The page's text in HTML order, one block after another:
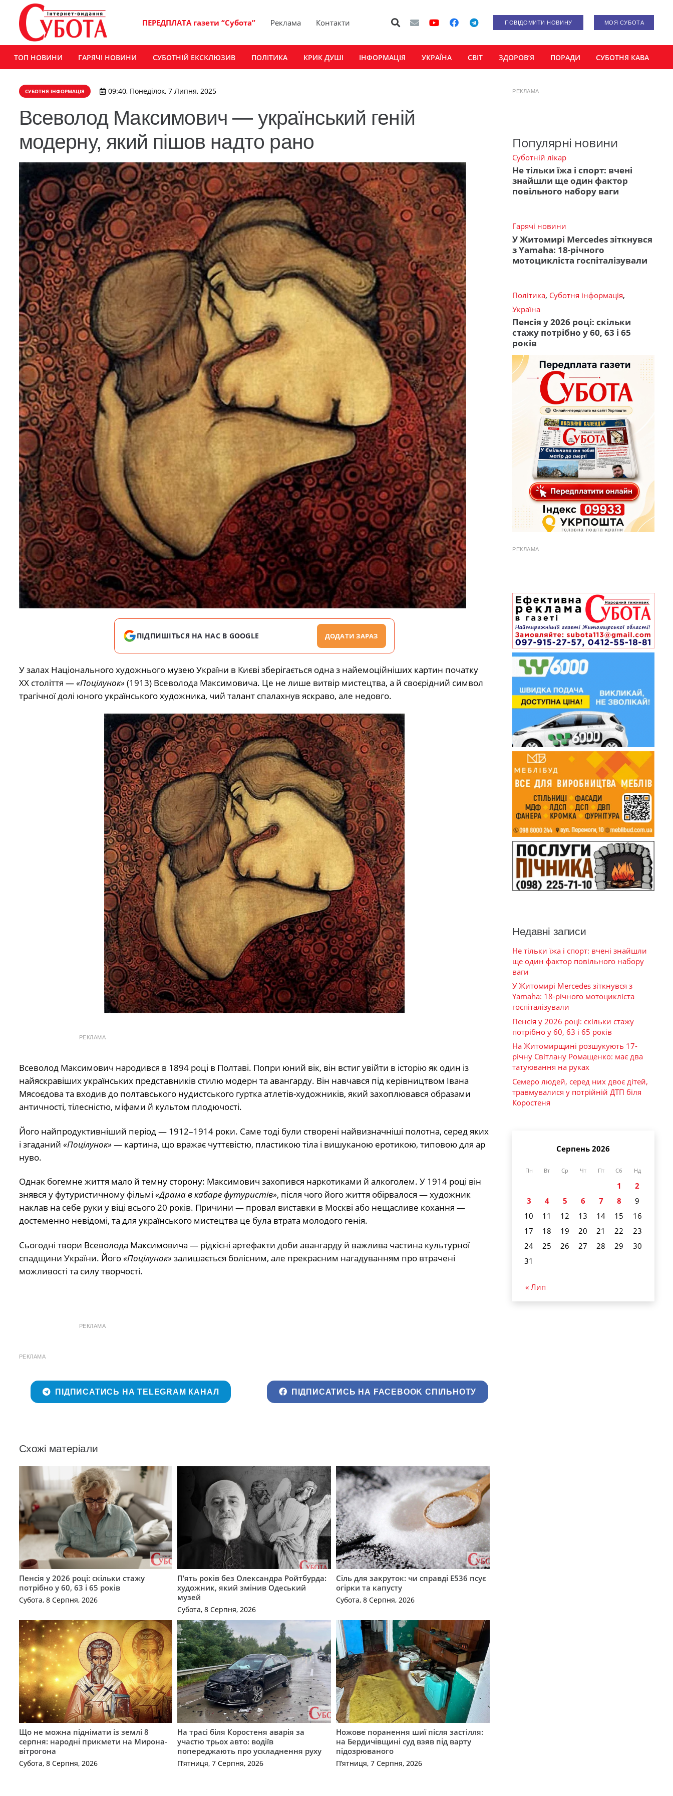
ПЕРЕДПЛАТА газети “Субота” Реклама Контакти ПОВІДОМИТИ НОВИНУ МОЯ СУБОТА
ТОП НОВИНИ ГАРЯЧІ НОВИНИ СУБОТНІЙ ЕКСКЛЮЗИВ ПОЛІТИКА КРИК ДУШІ ІНФОРМАЦІЯ УКРАЇНА СВІТ ЗДОРОВ’Я ПОРАДИ СУБОТНЯ КАВА
СУБОТНЯ ІНФОРМАЦІЯ 09:40, Понеділок, 7 Липня, 2025
Всеволод Максимович — український геній
модерну, який пішов надто рано
ПІДПИШІТЬСЯ НА НАС В GOOGLE ДОДАТИ ЗАРАЗ
У залах Національного художнього музею України в Києві зберігається одна з найемоційніших картин початку
ХХ століття —«Поцілунок»(1913) Всеволода Максимовича. Це не лише витвір мистецтва, а й своєрідний символ
трагічної долі юного українського художника, чий талант спалахнув яскраво, але недовго.
РЕКЛАМА
Всеволод Максимович народився в 1894 році в Полтаві. Попри юний вік, він встиг увійти в історію як один із
найяскравіших українських представників стилю модерн та авангарду. Він навчався під керівництвом Івана
Мясоєдова та входив до полтавського нудистського гуртка атлетів-художників, який захоплювався образами
античності, тілесністю, міфами й культом плодючості.
Його найпродуктивніший період — 1912–1914 роки. Саме тоді були створені найвизначніші полотна, серед яких
і згаданий «Поцілунок»— картина, що вражає чуттєвістю, пластикою тіла і вишуканою еротикою, типовою для ар
нуво.
Однак богемне життя мало й темну сторону: Максимович захопився наркотиками й алкоголем. У 1914 році він
знявся у футуристичному фільмі «Драма в кабаре футуристів», після чого його життя обірвалося — художник
наклав на себе руки у віці всього 20 років. Причини — провал виставки в Москві або нещасливе кохання —
достеменно невідомі, та для українського мистецтва це була втрата молодого генія.
Сьогодні твори Всеволода Максимовича — рідкісні артефакти доби авангарду й важлива частина культурної
спадщини України. Його«Поцілунок»залишається болісним, але прекрасним нагадуванням про втрачені
можливості та силу творчості.
РЕКЛАМА
РЕКЛАМА
ПІДПИСАТИСЬ НА TELEGRAM КАНАЛ ПІДПИСАТИСЬ НА FACEBOOK СПІЛЬНОТУ
Схожі матеріали
Пенсія у 2026 році: скільки стажу
потрібно у 60, 63 і 65 років
Субота, 8 Серпня, 2026
П’ять років без Олександра Ройтбурда:
художник, який змінив Одеський
музей
Субота, 8 Серпня, 2026
Сіль для закруток: чи справді Е536 псує
огірки та капусту
Субота, 8 Серпня, 2026
Що не можна піднімати із землі 8
серпня: народні прикмети на Мирона-
вітрогона
Субота, 8 Серпня, 2026
На трасі біля Коростеня аварія за
участю трьох авто: водіїв
попереджають про ускладнення руху
П’ятниця, 7 Серпня, 2026
Ножове поранення шиї після застілля:
на Бердичівщині суд взяв під варту
підозрюваного
П’ятниця, 7 Серпня, 2026
РЕКЛАМА
Популярні новини
Суботній лікар
Не тільки їжа і спорт: вчені
знайшли ще один фактор
повільного набору ваги
Гарячі новини
У Житомирі Mercedes зіткнувся
з Yamaha: 18-річного
мотоцикліста госпіталізували
Політика, Суботня інформація,
Україна
Пенсія у 2026 році: скільки
стажу потрібно у 60, 63 і 65
років
РЕКЛАМА
Недавні записи
Не тільки їжа і спорт: вчені знайшли
ще один фактор повільного набору
ваги
У Житомирі Mercedes зіткнувся з
Yamaha: 18-річного мотоцикліста
госпіталізували
Пенсія у 2026 році: скільки стажу
потрібно у 60, 63 і 65 років
На Житомирщині розшукують 17-
річну Світлану Ромащенко: має два
татуювання на руках
Семеро людей, серед них двоє дітей,
травмувалися у потрійній ДТП біля
Коростеня
Серпень 2026
Пн Вт Ср Чт Пт Сб Нд
1
2
3
4 5 6 7 8
9
10
11 12 13 14 15
16
17
18 19 20 21 22
23
24
25 26 27 28 29
30
31
« Лип